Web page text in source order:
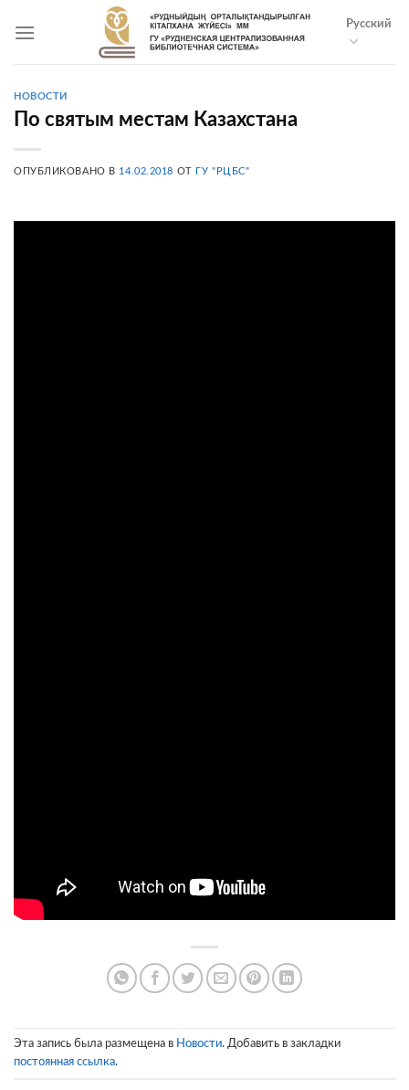
Русский
НОВОСТИ
По святым местам Казахстана
ОПУБЛИКОВАНО В 14.02.2018 ОТ ГУ "РЦБС"
Эта запись была размещена в Новости. Добавить в закладки
постоянная ссылка.